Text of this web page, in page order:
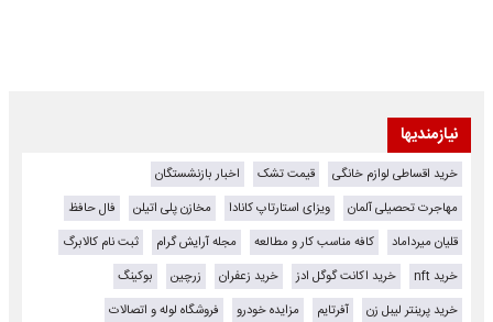
نیازمندیها
خرید اقساطی لوازم خانگی قیمت تشک
اخبار بازنشستگان
مهاجرت تحصیلی آلمان
ویزای استارتاپ کانادا مخازن پلی اتیلن
فال حافظ
قلیان میرداماد
کافه مناسب کار و مطالعه مجله آرایش گرام
ثبت نام کالابرگ
خرید nft
خرید اکانت گوگل ادز خرید زعفران زرچین
بوکینگ
خرید پرینتر لیبل زن
آفرتایم مزایده خودرو
فروشگاه لوله و اتصالات